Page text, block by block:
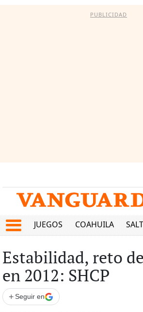
PUBLICIDAD
JUEGOS COAHUILA
Estabilidad, reto
en 2012: SHCP
+ Seguir en